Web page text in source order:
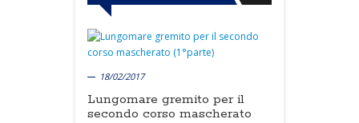
18/02/2017
Lungomare gremito per il
secondo corso mascherato